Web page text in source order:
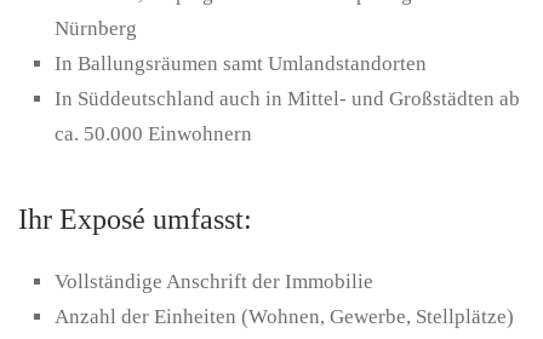
Nürnberg
In Ballungsräumen samt Umlandstandorten
In Süddeutschland auch in Mittel- und Großstädten ab
ca. 50.000 Einwohnern
Ihr Exposé umfasst:
Vollständige Anschrift der Immobilie
Anzahl der Einheiten (Wohnen, Gewerbe, Stellplätze)